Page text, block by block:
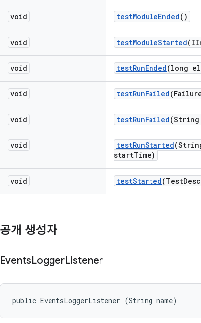
void testModuleEnded()
void testModuleStarted
void testRunEnded(long
void testRunFailed(Failure
void testRunFailed
void testRunStarted
startTime)
void testStarted(Test
공개 생성자
EventsLoggerListener
public EventsLoggerListener (String name)